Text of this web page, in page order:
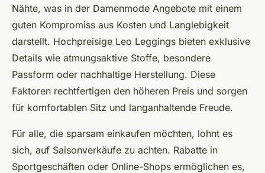
Nähte, was in der Damenmode Angebote mit einem
guten Kompromiss aus Kosten und Langlebigkeit
darstellt. Hochpreisige Leo Leggings bieten exklusive
Details wie atmungsaktive Stoffe, besondere
Passform oder nachhaltige Herstellung. Diese
Faktoren rechtfertigen den höheren Preis und sorgen
für komfortablen Sitz und langanhaltende Freude.
Für alle, die sparsam einkaufen möchten, lohnt es
sich, auf Saisonverkäufe zu achten. Rabatte in
Sportgeschäften oder Online-Shops ermöglichen es,